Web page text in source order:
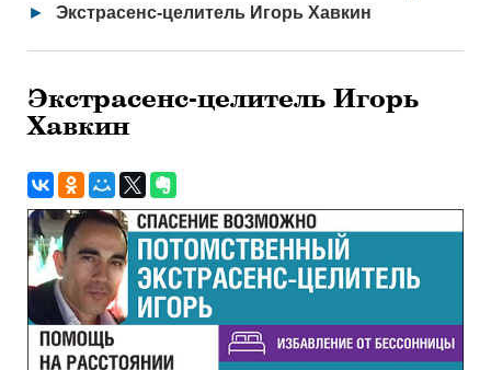
►
Экстрасенс-целитель Игорь Хавкин
Экстрасенс-целитель Игорь
Хавкин